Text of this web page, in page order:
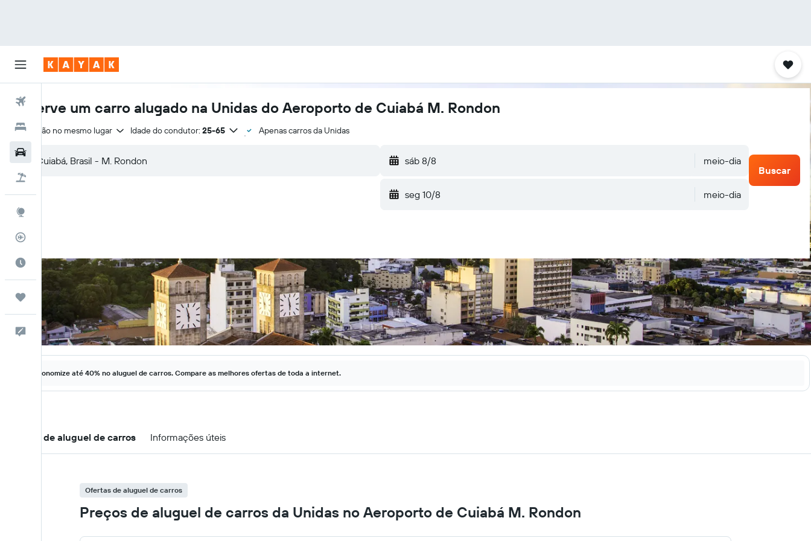
Hotéis
Quando ir
Trips
Comentários
Reserve um carro alugado na Unidas do Aeroporto de Cuiabá M. Rondon
Devolução no mesmo lugar Idade do condutor: 25-65 Apenas carros da Unidas
sáb 8/8 meio-dia
seg 10/8 meio-dia
Buscar
Economize até 40% no aluguel de carros. Compare as melhores ofertas de toda a internet.
Ofertas de aluguel de carros Informações úteis
Ofertas de aluguel de carros
Preços de aluguel de carros da Unidas no Aeroporto de Cuiabá M. Rondon